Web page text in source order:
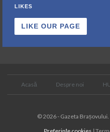
LIKES
LIKE OUR PAGE
Acasă Despre noi
© 2026 - Gazeta